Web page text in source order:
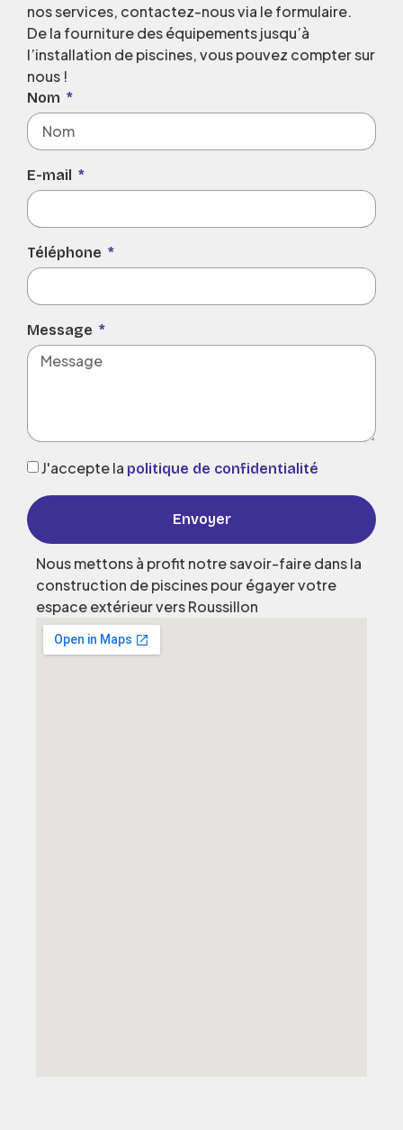
nos services, contactez-nous via le formulaire.
De la fourniture des équipements jusqu’à
l’installation de piscines, vous pouvez compter sur
nous !
Nom
E-mail
Téléphone
Message
J'accepte la politique de confidentialité
Envoyer
Nous mettons à profit notre savoir-faire dans la
construction de piscines pour égayer votre
espace extérieur vers Roussillon